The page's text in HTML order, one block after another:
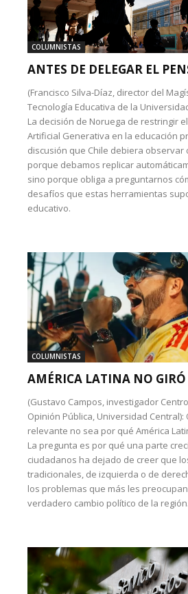
COLUMNISTAS
ANTES DE DELEGAR EL
(Francisco Silva-Díaz, director del
Tecnología Educativa de la
La decisión de Noruega de restringir
Artificial Generativa en la educación
discusión que Chile debiera observar
porque debamos replicar
sino porque obliga a preguntarnos
desafíos que estas herramientas
educativo.
COLUMNISTAS
AMÉRICA LATINA NO GIRÓ
(Gustavo Campos, investigador
Opinión Pública, Universidad
relevante no sea por qué América
La pregunta es por qué una parte
ciudadanos ha dejado de creer que
tradicionales, de izquierda o de
los problemas que más les
verdadero cambio político de la región.